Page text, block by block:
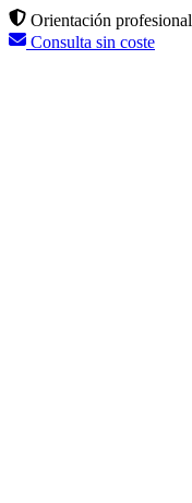
Orientación profesional
Consulta sin coste